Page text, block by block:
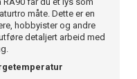
måte. Dette er en
hobbyister og andre
detaljert arbeid med